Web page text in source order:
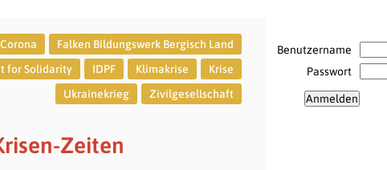
Corona
Falken Bildungswerk Bergisch Land
for Solidarity
IDPF Klimakrise
Krise
Ukrainekrieg
Zivilgesellschaft
Zeiten
Benutzername
Passwort